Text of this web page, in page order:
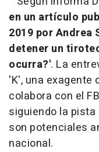
en un artículo
2019 por Andrea
detener un
ocurra?'. La
'K', una exagente
colabora con el
siguiendo la
son potenciales
nacional.